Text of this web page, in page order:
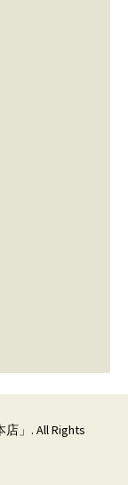
」 . All Rights